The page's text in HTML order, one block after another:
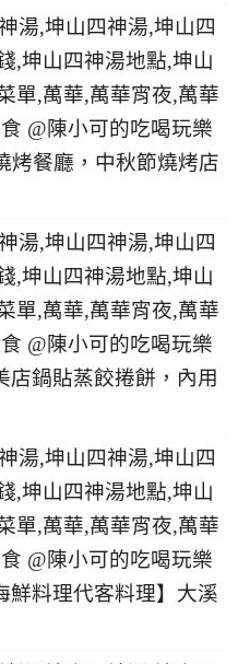
烤餐廳，中秋節燒烤店
店鍋貼蒸餃捲餅，內用
鮮料理代客料理】大溪